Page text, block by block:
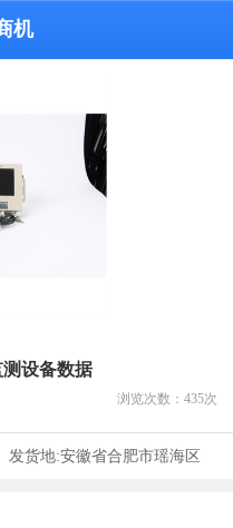
机
设备数据
浏览次数： 435次
发货地:安徽省合肥市瑶海区